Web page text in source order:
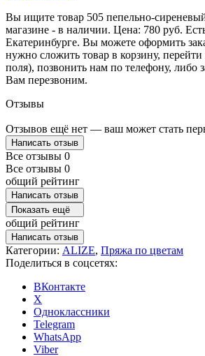
Вы ищите товар 505 пепельно-
магазине - в наличии. Цена: 780 руб.
Екатеринбурге. Вы можете оформить
нужно сложить товар в корзину, перейти
поля), позвонить нам по телефону, либо
Вам перезвоним.
Отзывы
Отзывов ещё нет — ваш может стать
Написать отзыв
Все отзывы 0
Все отзывы 0
общий рейтинг
Написать отзыв
Показать ещё
общий рейтинг
Написать отзыв
Категории: ALIZE, Пряжа по цветам
Поделиться в соцсетях:
ВКонтакте
X
Одноклассники
Telegram
WhatsApp
Viber